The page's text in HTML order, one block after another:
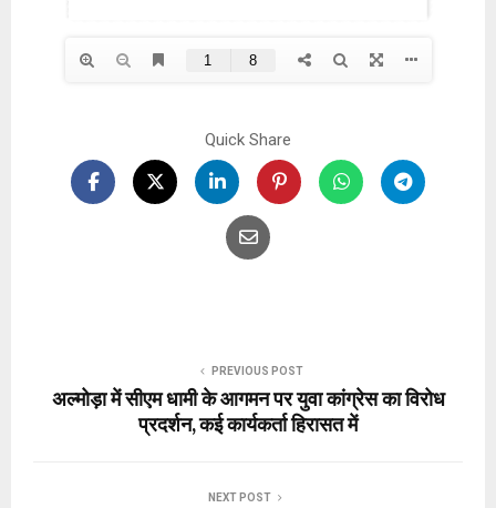
Quick Share
PREVIOUS POST
अल्मोड़ा में सीएम धामी के आगमन पर युवा कांग्रेस का विरोध
प्रदर्शन, कई कार्यकर्ता हिरासत में
NEXT POST